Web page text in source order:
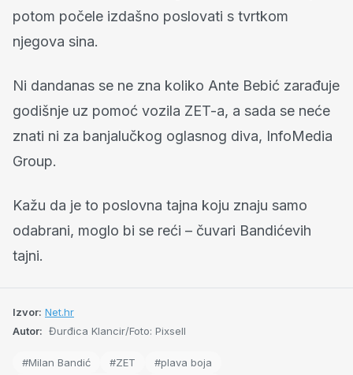
potom počele izdašno poslovati s tvrtkom
njegova sina.
Ni dandanas se ne zna koliko Ante Bebić zarađuje
godišnje uz pomoć vozila ZET-a, a sada se neće
znati ni za banjalučkog oglasnog diva, InfoMedia
Group.
Kažu da je to poslovna tajna koju znaju samo
odabrani, moglo bi se reći – čuvari Bandićevih
tajni.
Izvor: Net.hr
Autor: Đurđica Klancir/Foto: Pixsell
#Milan Bandić #ZET
#plava boja